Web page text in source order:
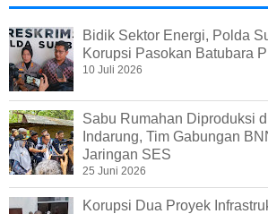
Bidik Sektor Energi, Polda
Korupsi Pasokan Batubara
10 Juli 2026
Sabu Rumahan Diproduksi
Indarung, Tim Gabungan
Jaringan SES
25 Juni 2026
Korupsi Dua Proyek